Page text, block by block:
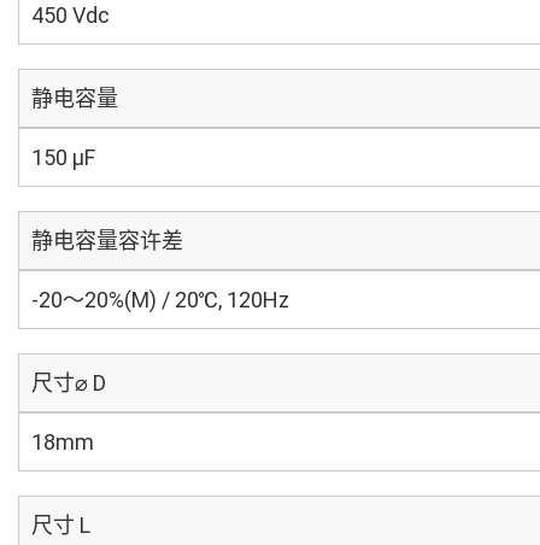
450 Vdc
静电容量
150 µF
静电容量容许差
-20～20%(M) / 20℃, 120Hz
尺寸⌀ D
18mm
尺寸 L